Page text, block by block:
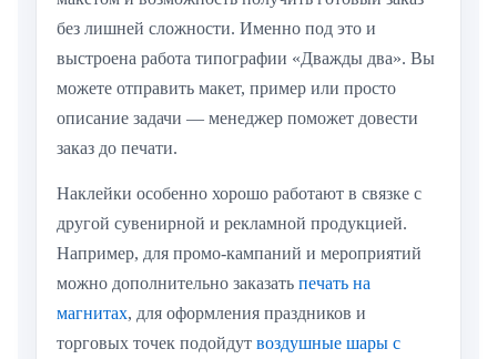
без лишней сложности. Именно под это и
выстроена работа типографии «Дважды два». Вы
можете отправить макет, пример или просто
описание задачи — менеджер поможет довести
заказ до печати.
Наклейки особенно хорошо работают в связке с
другой сувенирной и рекламной продукцией.
Например, для промо-кампаний и мероприятий
можно дополнительно заказать печать на
магнитах, для оформления праздников и
торговых точек подойдут воздушные шары с